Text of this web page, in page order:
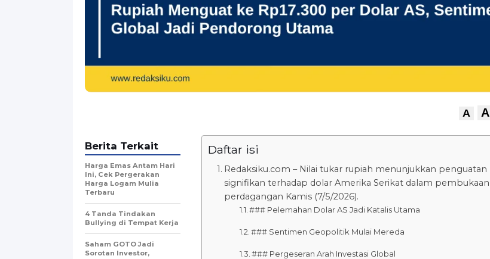
A A
Daftar isi
Redaksiku.com – Nilai tukar rupiah menunjukkan penguatan
signifikan terhadap dolar Amerika Serikat dalam pembukaan
perdagangan Kamis (7/5/2026).
### Pelemahan Dolar AS Jadi Katalis Utama
### Sentimen Geopolitik Mulai Mereda
### Pergeseran Arah Investasi Global
Berita Terkait
Harga Emas Antam Hari
Ini, Cek Pergerakan
Harga Logam Mulia
Terbaru
4 Tanda Tindakan
Bullying di Tempat Kerja
Saham GOTO Jadi
Sorotan Investor,